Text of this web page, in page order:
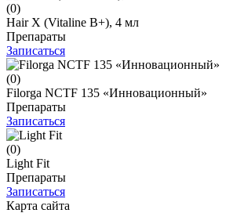
(0)
Hair X (Vitaline B+), 4 мл
Препараты
Записаться
(0)
Filorga NCTF 135 «Инновационный»
Препараты
Записаться
(0)
Light Fit
Препараты
Записаться
Карта сайта